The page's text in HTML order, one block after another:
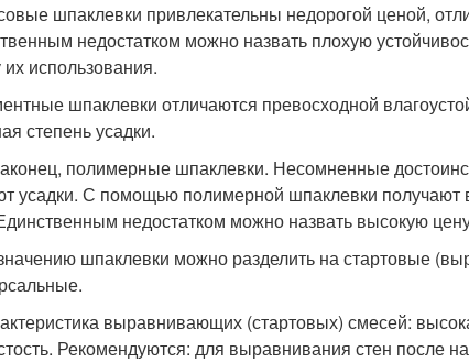
шпаклевки привлекательны недорогой ценой,
недостатком можно назвать плохую
использования.
шпаклевки отличаются превосходной
степень усадки.
полимерные шпаклевки. Несомненные
усадки. С помощью полимерной шпаклевки получают
недостатком можно назвать высокую
шпаклевки можно разделить на стартовые
выравнивающих (стартовых) смесей:
Рекомендуются: для выравнивания стен после